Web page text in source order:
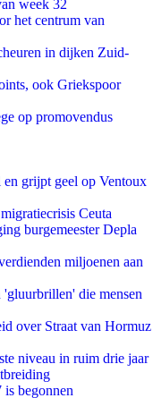
week 32
het centrum van
in dijken Zuid-
ook Griekspoor
op promovendus
grijpt geel op Ventoux
Ceuta
burgemeester Depla
miljoenen aan
die mensen
over Straat van Hormuz
niveau in ruim drie jaar
begonnen